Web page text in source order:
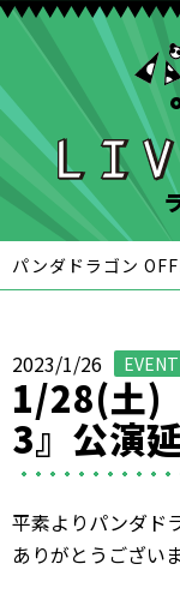
パンダドラゴン
2023/1/26 EVENT
1/28(土)
3』公演
平素よりパンダド
ありがとうございま